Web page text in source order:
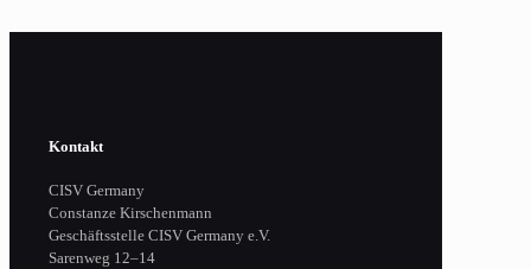
Kontakt
CISV Germany
Constanze Kirschenmann
Geschäftsstelle CISV Germany e.V.
Sarenweg 12–14